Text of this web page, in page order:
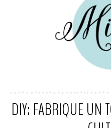
RSS
DIY: FABRIQUE UN